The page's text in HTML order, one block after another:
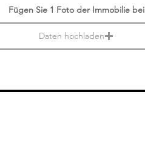
Fügen Sie 1 Foto der Immobilie bei
Daten hochladen